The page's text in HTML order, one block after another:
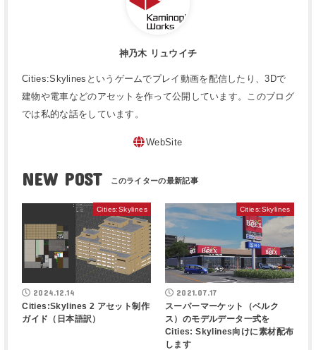
神乃木 リュウイチ
Cities:Skylinesというゲームでプレイ動画を配信したり、3Dで
建物や電車などのアセットを作って公開しています。このブログ
では私的な話をしています。
WebSite
NEW POST
Cities:Skylines
2024.12.14
Cities:Skylines 2 アセット制作
ガイド（日本語訳）
Cities:Skylines
2021.07.17
スーパーマーケット（ベルク
ス）のモデルデータ一式を
Cities: Skylines向けに素材配布
します